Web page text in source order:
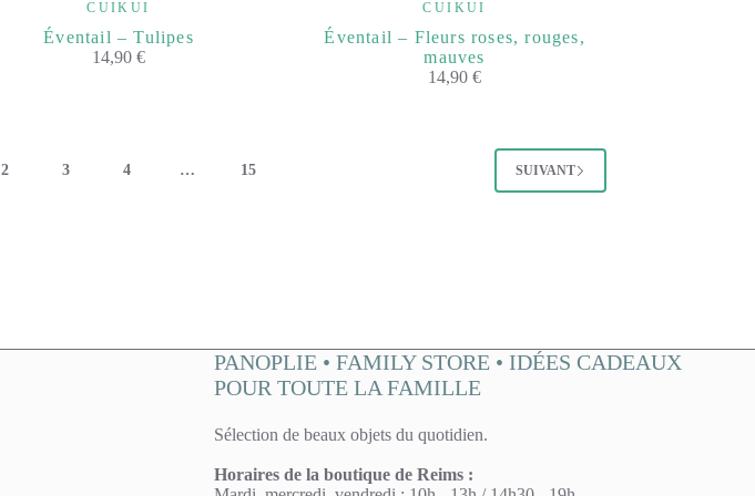
CUIKUI
Éventail – Tulipes
14,90 €
CUIKUI
Éventail – Fleurs roses, rouges,
mauves
14,90€
2 3 4 … 15 SUIVANT
PANOPLIE • FAMILY STORE • IDÉES CADEAUX
POUR TOUTE LA FAMILLE
Sélection de beaux objets du quotidien.
Horaires de la boutique de Reims :